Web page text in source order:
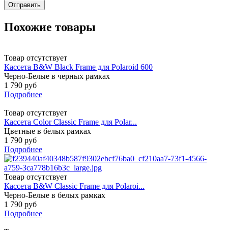
Отправить
Похожие товары
Товар отсутствует
Кассета B&W Black Frame для Polaroid 600
Черно-Белые в черных рамках
1 790 руб
Подробнее
Товар отсутствует
Кассета Color Classic Frame для Polar...
Цветные в белых рамках
1 790 руб
Подробнее
Товар отсутствует
Кассета B&W Classic Frame для Polaroi...
Черно-Белые в белых рамках
1 790 руб
Подробнее